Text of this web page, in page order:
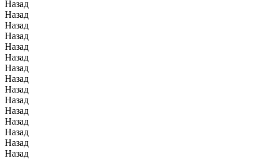
Назад
Назад
Назад
Назад
Назад
Назад
Назад
Назад
Назад
Назад
Назад
Назад
Назад
Назад
Назад